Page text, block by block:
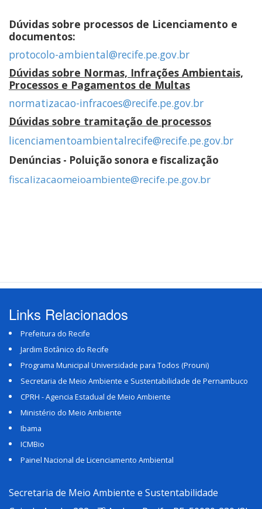
Dúvidas sobre processos de Licenciamento e
documentos:
protocolo-ambiental@recife.pe.gov.br
Dúvidas sobre Normas, Infrações Ambientais,
Processos e Pagamentos de Multas
normatizacao-infracoes@recife.pe.gov.br
Dúvidas sobre tramitação de processos
licenciamentoambientalrecife@recife.pe.gov.br
Denúncias - Poluição sonora e fiscalização
fiscalizacaomeioambiente@recife.pe.gov.br
Links Relacionados
Prefeitura do Recife
Jardim Botânico do Recife
Programa Municipal Universidade para Todos (Prouni)
Secretaria de Meio Ambiente e Sustentabilidade de Pernambuco
CPRH - Agencia Estadual de Meio Ambiente
Ministério do Meio Ambiente
Ibama
ICMBio
Painel Nacional de Licenciamento Ambiental
Secretaria de Meio Ambiente e Sustentabilidade